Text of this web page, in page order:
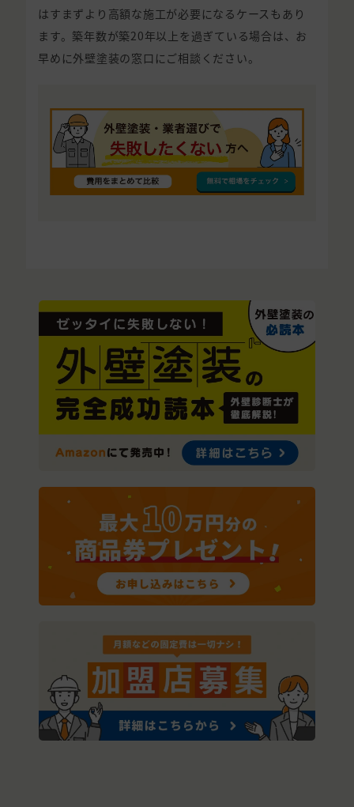
はすまずより高額な施工が必要になるケースもあり
ます。築年数が築20年以上を過ぎている場合は、お
早めに外壁塗装の窓口にご相談ください。